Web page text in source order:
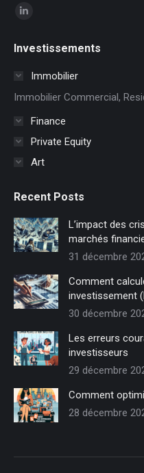
Trouvez nous sur :
LinkedIn
s'ouvre
nouvelle
fenêtre
Investissements
Immobilier
Immobilier Commercial,
Finance
Private Equity
Art
Recent Posts
L’impact des
marchés
31 décembre
Comment
investissement
30 décembre
Les erreurs
investisseurs
29 décembre
Comment
28 décembre